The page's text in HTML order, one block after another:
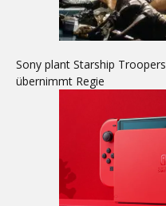
Sony plant Starship
übernimmt Regie